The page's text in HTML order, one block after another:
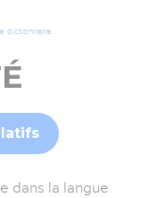
dictionnaire
dans la langue